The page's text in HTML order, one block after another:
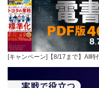
[キャンペーン]【8/17まで】AI時